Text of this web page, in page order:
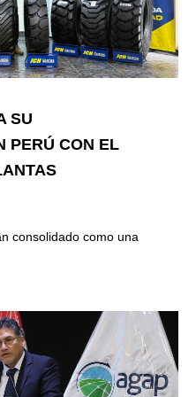
SU
PERÚ CON EL
consolidado como una